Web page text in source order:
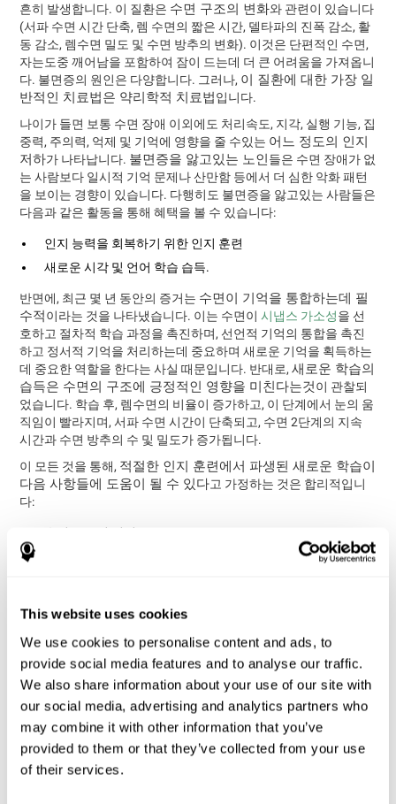
This website uses cookies
We use cookies to personalise content and ads, to
provide social media features and to analyse our traffic.
We also share information about your use of our site with
our social media, advertising and analytics partners who
may combine it with other information that you’ve
provided to them or that they’ve collected from your use
of their services.
흔히 발생합니다. 이 질환은 수면 구조의 변화와 관련이 있습니다
(서파 수면 시간 단축, 렘 수면의 짧은 시간, 델타파의 진폭 감소, 활
동 감소, 렘수면 밀도 및 수면 방추의 변화). 이것은 단편적인 수면,
자는도중 깨어남을 포함하여 잠이 드는데 더 큰 어려움을 가져옵니
다. 불면증의 원인은 다양합니다. 그러나, 이 질환에 대한 가장 일
반적인 치료법은 약리학적 치료법입니다.
나이가 들면 보통 수면 장애 이외에도 처리속도, 지각, 실행 기능, 집
중력, 주의력, 억제 및 기억에 영향을 줄 수있는 어느 정도의 인지
저하가 나타납니다. 불면증을 앓고있는 노인들은 수면 장애가 없
는 사람보다 일시적 기억 문제나 산만함 등에서 더 심한 악화 패턴
을 보이는 경향이 있습니다. 다행히도 불면증을 앓고있는 사람들은
다음과 같은 활동을 통해 혜택을 볼 수 있습니다:
인지 능력을 회복하기 위한 인지 훈련
새로운 시각 및 언어 학습 습득.
반면에, 최근 몇 년 동안의 증거는 수면이 기억을 통합하는데 필
수적이라는 것을 나타냈습니다. 이는 수면이시냅스 가소성을 선
호하고 절차적 학습 과정을 촉진하며, 선언적 기억의 통합을 촉진
하고 정서적 기억을 처리하는데 중요하며 새로운 기억을 획득하는
데 중요한 역할을 한다는 사실 때문입니다. 반대로,새로운 학습의
습득은 수면의 구조에 긍정적인 영향을 미친다는것이 관찰되
었습니다. 학습 후, 렘수면의 비율이 증가하고, 이 단계에서 눈의 움
직임이 빨라지며, 서파 수면 시간이 단축되고, 수면 2단계의 지속
시간과 수면 방추의 수 및 밀도가 증가됩니다.
이 모든 것을 통해, 적절한 인지 훈련에서 파생된 새로운 학습이
다음 사항들에 도움이 될 수 있다고 가정하는 것은 합리적입니
다:
수면 구조의 변경
방법론
연구 구성
불면증이 있는 독립적인 노인들을 무작위로 두 그룹으로 나누어
11주간 임상 시험을 실행하였습니다: CogniFit 개입(실험 그룹)과
비 개입 그룹(대조 그룹).
훈련을 시작하기 전후에 참가자들의 인지 상태 측정이 이루어졌습
니다. 이를 위해 CogniFit의CogniFit의 평가 배터리가 사용되었습
니다. 연구 조교는 참가자들의 집으로 가서 CogniFit 플랫폼에 회원